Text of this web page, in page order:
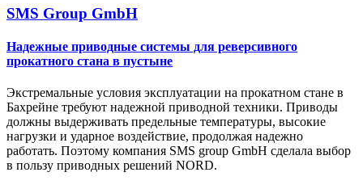
SMS Group GmbH
Надежные приводные системы для реверсивного
прокатного стана в пустыне
Экстремальные условия эксплуатации на прокатном стане в
Бахрейне требуют надежной приводной техники. Приводы
должны выдерживать предельные температуры, высокие
нагрузки и ударное воздействие, продолжая надежно
работать. Поэтому компания SMS group GmbH сделала выбор
в пользу приводных решений NORD.